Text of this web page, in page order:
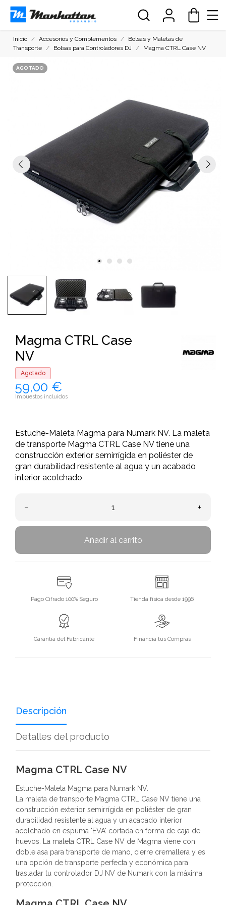
Inicio Accesorios y Complementos
Bolsas y Maletas de
Transporte
Bolsas para Controladores DJ Magma CTRL Case NV
AGOTADO
Magma CTRL Case
NV
Agotado
59,00 €
Impuestos incluidos
Estuche-Maleta Magma para Numark NV. La maleta
de transporte Magma CTRL Case NV tiene una
construcción exterior semirrígida en poliéster de
gran durabilidad resistente al agua y un acabado
interior acolchado
– +
Añadir al carrito
Pago Cifrado 100% Seguro Tienda física desde 1996
Garantía del Fabricante Financia tus Compras
Descripción
Detalles del producto
Magma CTRL Case NV
Estuche-Maleta Magma para Numark NV.
La maleta de transporte Magma CTRL Case NV tiene una
construcción exterior semirrígida en poliéster de gran
durabilidad resistente al agua y un acabado interior
acolchado en espuma 'EVA' cortada en forma de caja de
huevos. La maleta CTRL Case NV de Magma viene con
doble asa para transporte de mano, cierre cremallera y es
una opción de transporte perfecta y económica para
trasladar tu controlador DJ NV de Numark con la máxima
protección.